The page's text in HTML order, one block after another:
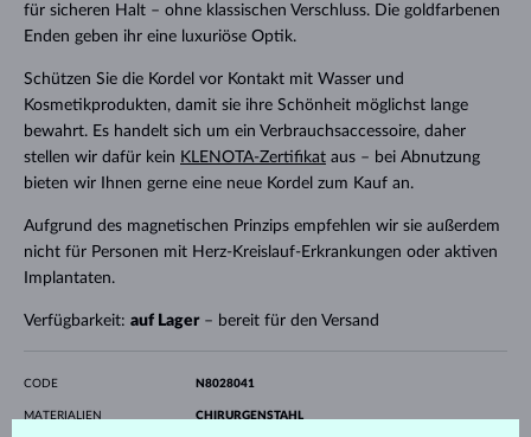
für sicheren Halt – ohne klassischen Verschluss. Die goldfarbenen
Enden geben ihr eine luxuriöse Optik.
Schützen Sie die Kordel vor Kontakt mit Wasser und
Kosmetikprodukten, damit sie ihre Schönheit möglichst lange
bewahrt. Es handelt sich um ein Verbrauchsaccessoire, daher
stellen wir dafür kein KLENOTA-Zertifikataus – bei Abnutzung
bieten wir Ihnen gerne eine neue Kordel zum Kauf an.
Aufgrund des magnetischen Prinzips empfehlen wir sie außerdem
nicht für Personen mit Herz-Kreislauf-Erkrankungen oder aktiven
Implantaten.
Verfügbarkeit: auf Lager– bereit für den Versand
CODE N8028041
MATERIALIEN CHIRURGENSTAHL